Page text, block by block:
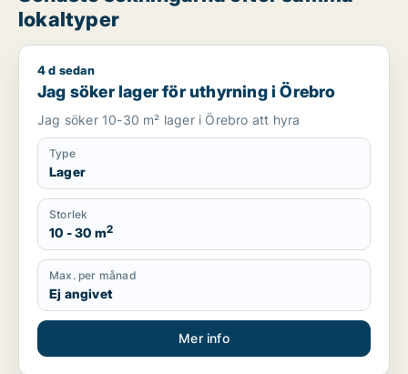
lokaltyper
Jag söker lager för uthyrning i Örebro
4 d sedan
Jag söker lager för uthyrning i Örebro
Jag söker 10-30 m² lager i Örebro att hyra
Type
Lager
Storlek
10 - 30 m2
Max. per månad
Ej angivet
Mer info